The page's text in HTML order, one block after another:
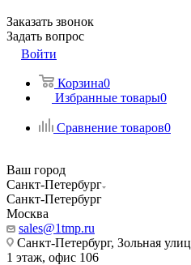
Заказать звонок
Задать вопрос
Войти
Корзина0
Избранные товары0
Сравнение товаров0
Ваш город
Санкт-Петербург
Санкт-Петербург
Москва
sales@1tmp.ru
Санкт-Петербург, Зольная
1 этаж, офис 106